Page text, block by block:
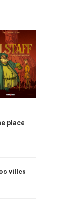
place
villes